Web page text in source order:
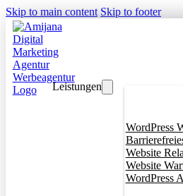
Skip to main content Skip to footer
Leistungen
WordPress
Website
Website
WordPress